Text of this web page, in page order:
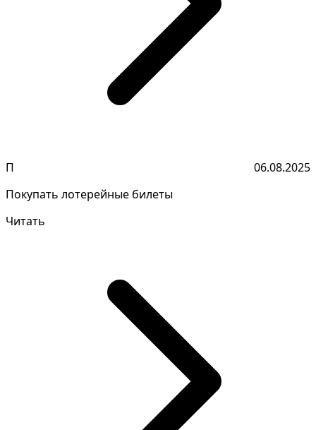
П
06.08.2025
Покупать лотерейные билеты
Читать